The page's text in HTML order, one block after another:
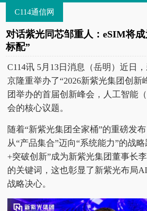
C114通信网
对话紫光同芯邹重人：eSIM将
标配”
C114讯 5月13日消息（岳明）近日
京隆重举办了“2026新紫光集团创新
团举办的首届创新峰会，人工智能
会的核心议题。
随着“新紫光集团全家桶”的重磅发
从“产品集合”迈向“系统能力”的战
+突破创新”成为新紫光集团董事长
的关键词，这也彰显了新紫光布局
战略决心。